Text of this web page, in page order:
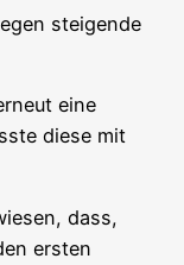
stei­gen­de
eine
die­se mit
dass,
ers­ten